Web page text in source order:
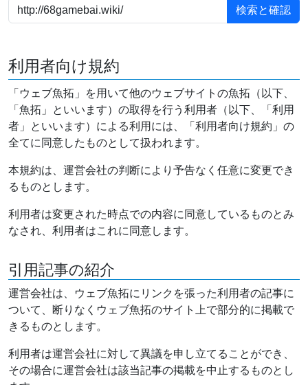
利用者向け規約
「ウェブ魚拓」を用いて他のウェブサイトの魚拓（以下、
「魚拓」といいます）の取得を行う利用者（以下、「利用
者」といいます）による利用には、「利用者向け規約」の
全てに同意したものとして扱われます。
本規約は、運営会社の判断により予告なく任意に変更でき
るものとします。
利用者は変更された時点での内容に同意しているものとみ
なされ、利用者はこれに同意します。
引用記事の紹介
運営会社は、ウェブ魚拓にリンクを張った利用者の記事に
ついて、断りなくウェブ魚拓のサイト上で部分的に掲載で
きるものとします。
利用者は運営会社に対して異議を申し立てることができ、
その場合に運営会社は該当記事の掲載を中止するものとし